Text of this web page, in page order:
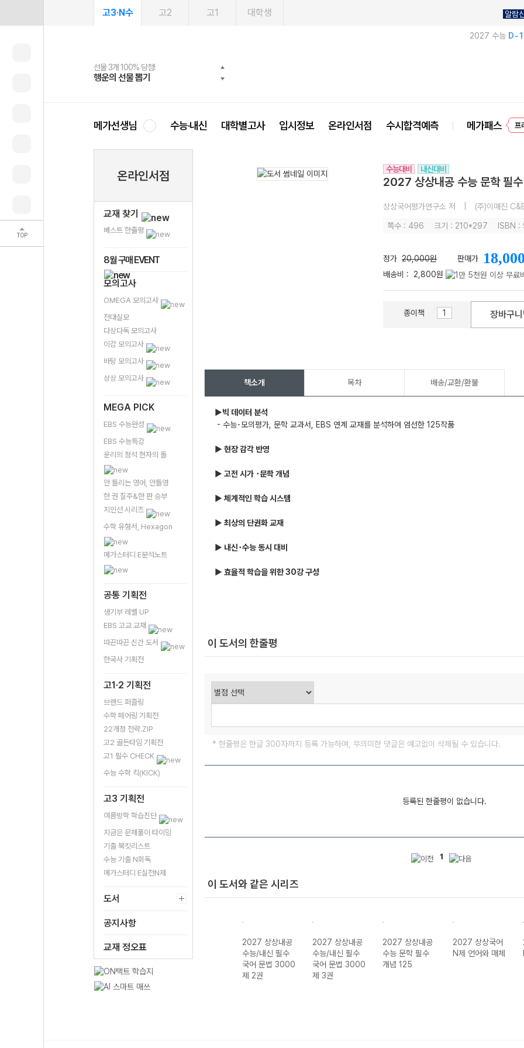
TOP
고3·N수 고2 고1 대학생 알람
2027 수능 D-
선물 3개 100% 당첨!
행운의 선물 뽑기
선물 100% 증정!
메가스터디 X 올리브
여름방학 스터디 캐시백
메가런 썸머스쿨
2027 러셀 단과
강사 공개선발
스마트러닝앱
설문 EVENT
메가패스
3일 무료 체험권
메가패스 수강생 무료혜택!
메가클럽 멤버십
사회공헌 캠페인
희망이룸 메가나눔
메가선생님 수능·내신 대학별고사 입시정보 온라인서점 수시합격예측 메가패스
프
온라인서점
교재 찾기
베스트 한줄평
8월 구매 EVENT
모의고사
OMEGA 모의고사
전대실모
다상다독 모의고사
이감 모의고사
바탕 모의고사
상상 모의고사
MEGA PICK
EBS 수능완성
EBS 수능특강
윤리의 정석 현자의 돌
안 틀리는 영어, 안틀영
한 권 질주&한 판 승부
지인선 시리즈
수학 유형서, Hexagon
메가스터디 E분석노트
공통 기획전
생기부 레벨 UP
EBS 고교 교재
따끈따끈 신간 도서
한국사 기획전
고1·2 기획전
브랜드 퍼즐링
수학 페어링 기획전
22개정 전략.ZIP
고2 골든타임 기획전
고1 필수 CHECK
수능 수학 킥(KICK)
고3 기획전
여름방학 학습진단
지금은 문제풀이 타이밍
기출 북킷리스트
수능 기출 N회독
메가스터디 E실전N제
도서
공지사항
교재 정오표
수능대비 내신대비
2027 상상내공 수능 문학 필
상상국어평가연구소 저 (주)이매진
쪽수 : 496 크기 : 210*297 ISBN
정가 20,000원 판매가 18,000
배송비 : 2,800원
종이책 장바구니
책소개 목차 배송/교환/환불
▶빅 데이터 분석
- 수능･모의평가, 문학 교과서, EBS 연계 교재를 분석하여 엄선한 125작품
▶ 현장 감각 반영
▶ 고전 시가 ･문학 개념
▶ 체계적인 학습 시스템
▶ 최상의 단권화 교재
▶ 내신･수능 동시 대비
▶ 효율적 학습을 위한 30강 구성
이 도서의 한줄평
* 한줄평은 한글 300자까지 등록 가능하며, 무의미한 댓글은 예고없이 삭제될 수 있습니다.
등록된 한줄평이 없습니다.
1
이 도서와 같은 시리즈
2027 상상내공
수능/내신 필수
제 1권
2027 상상내공
수능/내신 필수
국어 문법 3000
제 2권
2027 상상내공
수능/내신 필수
국어 문법 3000
제 3권
2027 상상내공
수능 문학 필수
개념 125
2027 상상국어
N제 언어와 매체